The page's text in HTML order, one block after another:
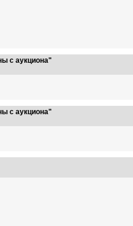
с аукциона"
с аукциона"